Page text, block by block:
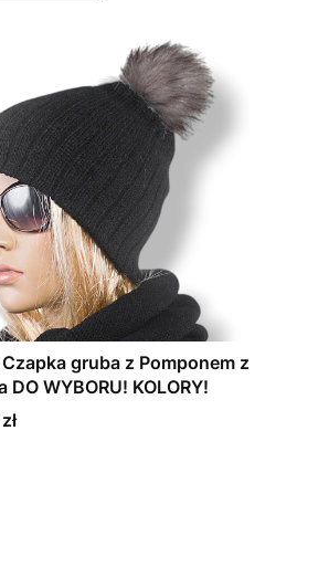
Czapka gruba z Pomponem z
DO WYBORU! KOLORY!